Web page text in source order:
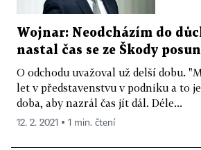
Wojnar: Neodcházím do
nastal čas se ze Škody
O odchodu uvažoval už delší dobu.
let v představenstvu v podniku a to
doba, aby nazrál čas jít dál. Déle...
12. 2. 2021 ▪ 1 min. čtení